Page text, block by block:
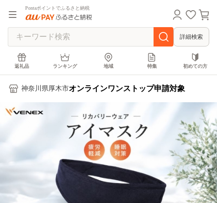
Pontaポイントでふるさと納税
詳細検索
返礼品 ランキング 地域 特集 初めての方
神奈川県厚木市オンラインワンストップ申請対象